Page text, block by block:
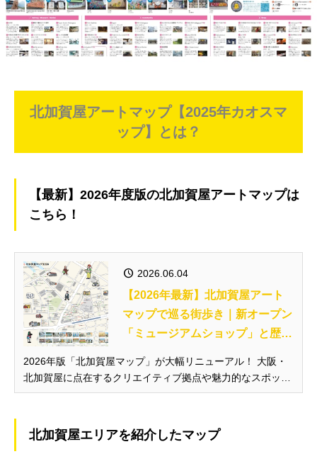
北加賀屋アートマップ【2025年カオスマ
ップ】とは？
【最新】2026年度版の北加賀屋アートマップは
こちら！
2026.06.04
【2026年最新】北加賀屋アート
マップで巡る街歩き｜新オープン
「ミュージアムショップ」と歴史
2026年版「北加賀屋マップ」が大幅リニューアル！ 大阪・
北加賀屋に点在するクリエイティブ拠点や魅力的なスポット
を紹介し、毎年大好評の「北加賀屋MAP」。 2026年度版
が大幅リニューアルされました！ 主要スポットの位置関係が
ひと目でわ...
北加賀屋エリアを紹介したマップ